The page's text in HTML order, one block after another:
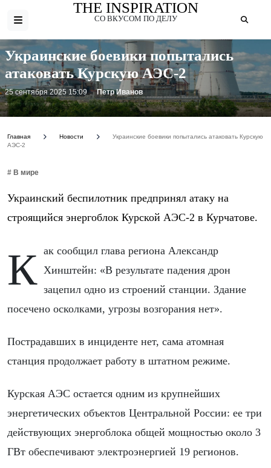
THE INSPIRATION
СО ВКУСОМ ПО ДЕЛУ
Фото: https://www.atomic-energy.ru/files/styles/first_foto/public/images/2025/02/photo_2025-02-26_17-13-39.jpg
Украинские боевики попытались
атаковать Курскую АЭС-2
25 сентября 2025 15:09 Петр Иванов
Главная Новости
Украинские боевики попытались атаковать Курскую
АЭС-2
# В мире
Украинский беспилотник предпринял атаку на
строящийся энергоблок Курской АЭС-2 в Курчатове.
Как сообщил глава региона Александр Хинштейн: «В результате падения дрон
зацепил одно из строений станции. Здание
посечено осколками, угрозы возгорания нет».
Пострадавших в инциденте нет, сама атомная
станция продолжает работу в штатном режиме.
Курская АЭС остается одним из крупнейших
энергетических объектов Центральной России: ее три
действующих энергоблока общей мощностью около 3
ГВт обеспечивают электроэнергией 19 регионов.